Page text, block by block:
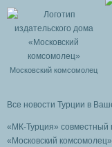
Московский комсомолец
Все новости Турции в
«МК-Турция» совместный
«Московский комсомолец»